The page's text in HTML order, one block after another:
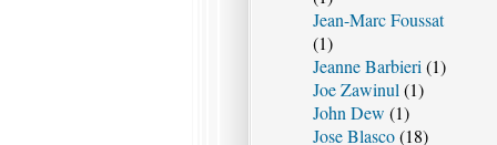
Jean-Marc Foussat
(1)
Jeanne Barbieri (1)
Joe Zawinul (1)
John Dew (1)
Jose Blasco(18)